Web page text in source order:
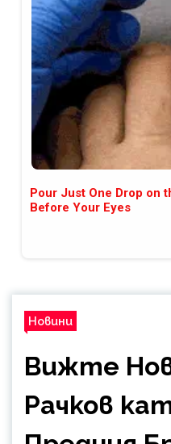
Pour Just One Drop on
Before Your Eyes
Новини
Вижте
Рачков